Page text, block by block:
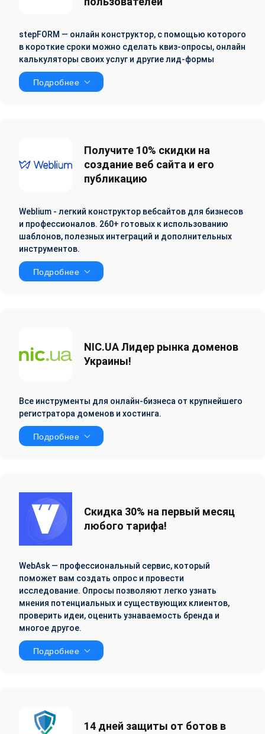
stepFORM — онлайн конструктор, с помощью которого
в короткие сроки можно сделать квиз-опросы, онлайн
калькуляторы своих услуг и другие лид-формы
Подробнее
Получите 10% скидки на
создание веб сайта и его
публикацию
Weblium - легкий конструктор вебсайтов для бизнесов
и профессионалов. 260+ готовых к использованию
шаблонов, полезных интеграций и дополнительных
инструментов.
Подробнее
NIC.UA Лидер рынка доменов
Украины!
Все инструменты для онлайн-бизнеса от крупнейшего
регистратора доменов и хостинга.
Подробнее
Скидка 30% на первый месяц
любого тарифа!
WebAsk — профессиональный сервис, который
поможет вам создать опрос и провести
исследование. Опросы позволяют легко узнать
мнения потенциальных и существующих клиентов,
проверить идеи, оценить узнаваемость бренда и
многое другое.
Подробнее
14 дней защиты от ботов в